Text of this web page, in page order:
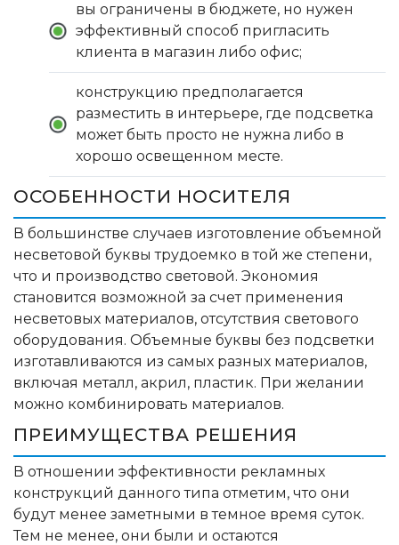
вы ограничены в бюджете, но нужен
эффективный способ пригласить
клиента в магазин либо офис;
конструкцию предполагается
разместить в интерьере, где подсветка
может быть просто не нужна либо в
хорошо освещенном месте.
ОСОБЕННОСТИ НОСИТЕЛЯ
В большинстве случаев изготовление объемной
несветовой буквы трудоемко в той же степени,
что и производство световой. Экономия
становится возможной за счет применения
несветовых материалов, отсутствия светового
оборудования. Объемные буквы без подсветки
изготавливаются из самых разных материалов,
включая металл, акрил, пластик. При желании
можно комбинировать материалов.
ПРЕИМУЩЕСТВА РЕШЕНИЯ
В отношении эффективности рекламных
конструкций данного типа отметим, что они
будут менее заметными в темное время суток.
Тем не менее, они были и остаются